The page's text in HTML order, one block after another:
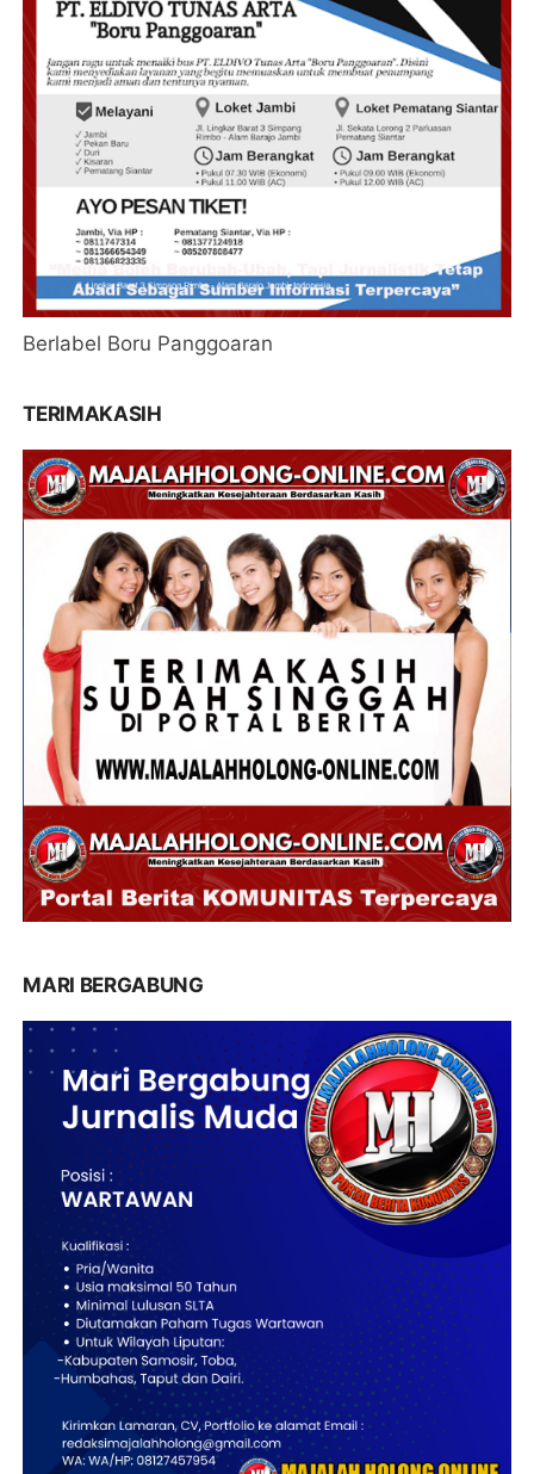
Berlabel Boru Panggoaran
TERIMAKASIH
MARI BERGABUNG